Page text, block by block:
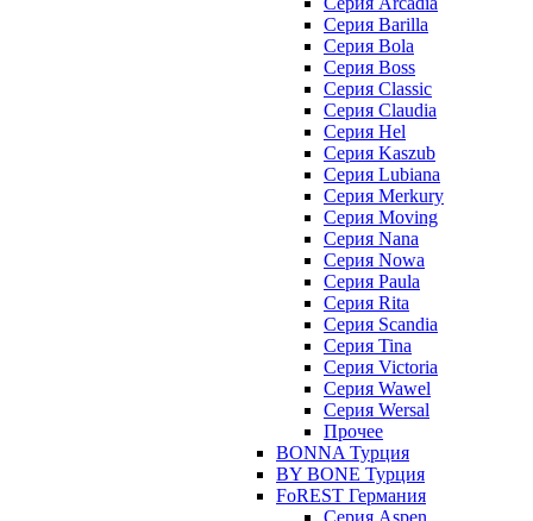
Серия Barilla
Серия Bola
Серия Boss
Серия Classic
Серия Claudia
Серия Hel
Серия Kaszub
Серия Lubiana
Серия Merkury
Серия Moving
Серия Nana
Серия Nowa
Серия Paula
Серия Rita
Серия Scandia
Серия Tina
Серия Victoria
Серия Wawel
Серия Wersal
Прочее
BONNA Турция
BY BONE Турция
FoREST Германия
Серия Aspen